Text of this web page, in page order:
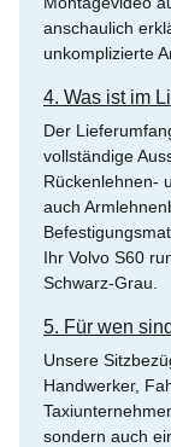
anschaulich
unkomplizierte
4. Was ist im
Der
vollständige
Rückenlehnen-
auch
Ihr Volvo S60
Schwarz-Grau.
5. Für wen
Unsere
Handwerker,
sondern auch